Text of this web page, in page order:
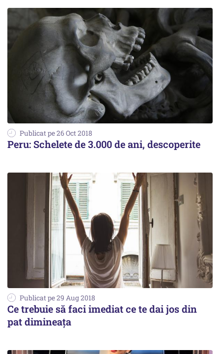
Publicat pe 26 Oct 2018
Peru: Schelete de 3.000 de ani, descoperite
Publicat pe 29 Aug 2018
Ce trebuie să faci imediat ce te dai jos din
pat dimineața